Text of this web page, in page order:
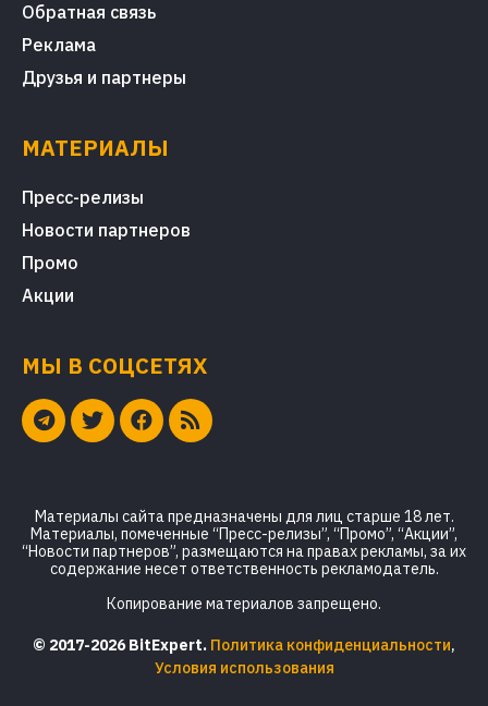
Обратная связь
Реклама
Друзья и партнеры
МАТЕРИАЛЫ
Пресс-релизы
Новости партнеров
Промо
Акции
МЫ В СОЦСЕТЯХ
Материалы сайта предназначены для лиц старше 18 лет.
Материалы, помеченные “Пресс-релизы”, “Промо”, “Акции”,
“Новости партнеров”, размещаются на правах рекламы, за их
содержание несет ответственность рекламодатель.
Копирование материалов запрещено.
© 2017-2026 BitExpert. Политика конфиденциальности,
Условия использования